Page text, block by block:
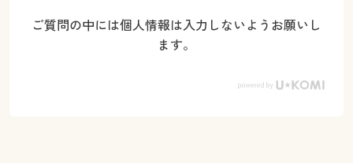
ご質問の中には個人情報は入力しないようお願いし
ます。